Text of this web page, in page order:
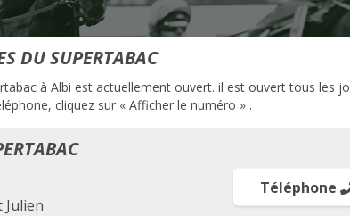
DU SUPERTABAC
à Albi est actuellement ouvert. il est ouvert tous les
cliquez sur « Afficher le numéro » .
Julien
Téléphone